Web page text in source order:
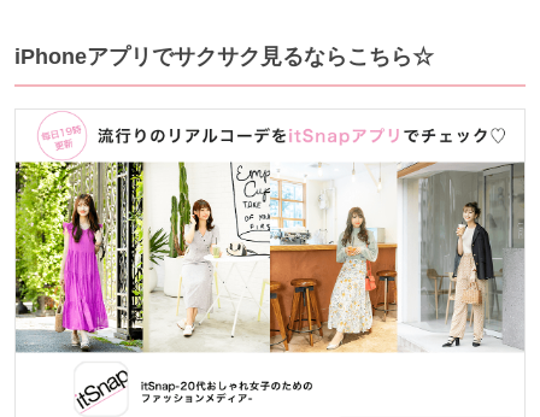
iPhoneアプリでサクサク見るならこちら☆